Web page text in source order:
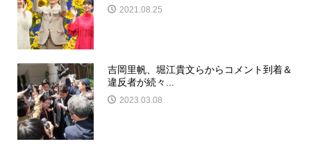
2021.08.25
吉岡里帆、堀江貴文らからコメント到着＆
違反者が続々...
2023.03.08